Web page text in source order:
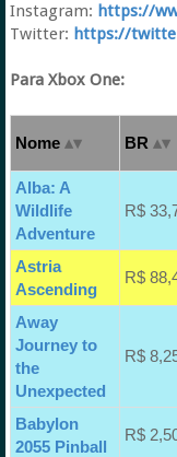
Instagram: https://
Twitter: https://
Para Xbox One:
Nome BR
Alba: A
Wildlife
Adventure
R$
Astria
Ascending
R$
Away
Journey to
the
Unexpected
R$
Babylon
2055 Pinball
R$